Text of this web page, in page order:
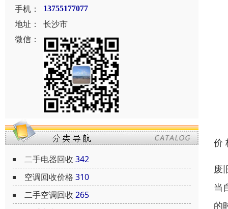
手机：
13755177077
地址：
长沙市
微信：
二手电器回收 342
空调回收价格 310
二手空调回收 265
价
废
当
的